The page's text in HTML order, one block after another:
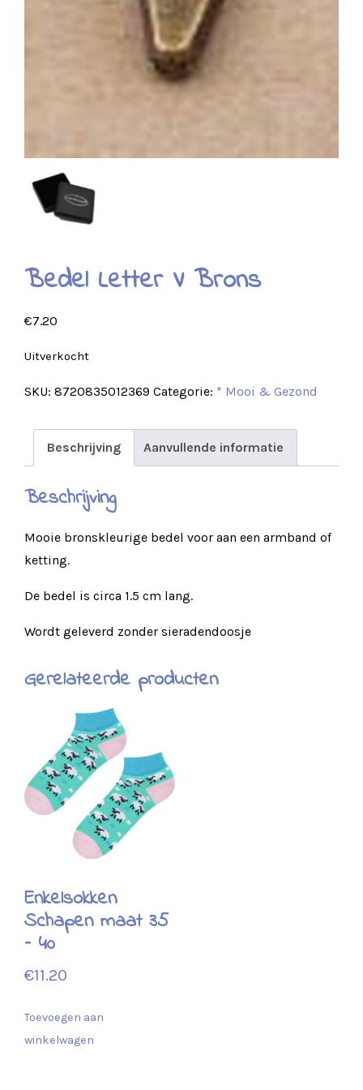
Bedel Letter V Brons
€7.20
Uitverkocht
SKU: 8720835012369 Categorie: * Mooi & Gezond
Beschrijving Aanvullende informatie
Beschrijving
Mooie bronskleurige bedel voor aan een armband of
ketting.
De bedel is circa 1.5 cm lang.
Wordt geleverd zonder sieradendoosje
Gerelateerde producten
Enkelsokken
Schapen maat 35
– 40
€11.20
Toevoegen aan
winkelwagen